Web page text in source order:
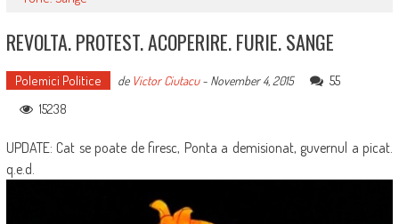
REVOLTA. PROTEST. ACOPERIRE. FURIE. SANGE
Polemici Politice de Victor Ciutacu- November 4, 2015
55
15238
UPDATE: Cat se poate de firesc, Ponta a demisionat, guvernul a picat.
q.e.d.